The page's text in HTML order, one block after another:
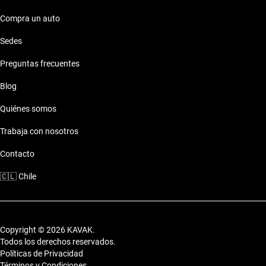
Compra un auto
Sedes
Preguntas frecuentes
Blog
Quiénes somos
Trabaja con nosotros
Contacto
🇨🇱Chile
Copyright © 2026 KAVAK.
Todos los derechos reservados.
Políticas de Privacidad